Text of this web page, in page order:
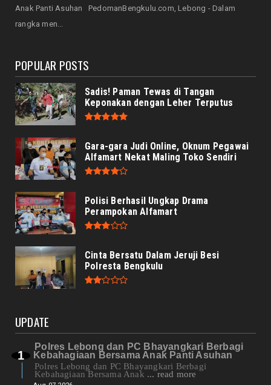
Prabowo Apresiasi Teknologi Genteng Ramah
Anak Panti Asuhan PedomanBengkulu.com, Lebong - Dalam
rangka men...
POPULAR POSTS
Sadis! Paman Tewas di Tangan
Keponakan dengan Leher Terputus
Gara-gara Judi Online, Oknum Pegawai
Alfamart Nekat Maling Toko Sendiri
Polisi Berhasil Ungkap Drama
Perampokan Alfamart
Cinta Bersatu Dalam Jeruji Besi
Polresta Bengkulu
UPDATE
Polres Lebong dan PC Bhayangkari Berbagi
Kebahagiaan Bersama Anak Panti Asuhan
Polres Lebong dan PC Bhayangkari Berbagi
Kebahagiaan Bersama Anak ... read more